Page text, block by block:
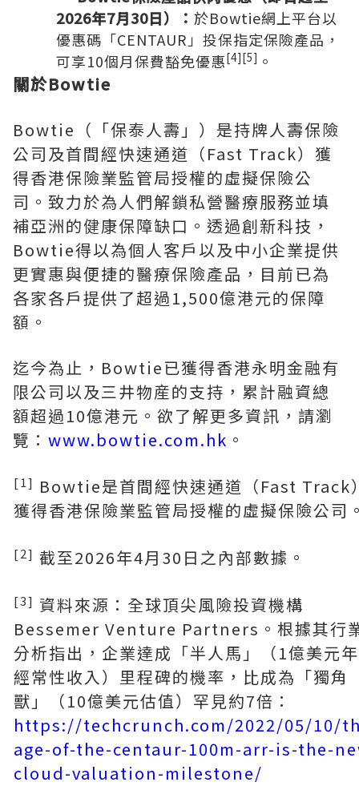
2026年7月30日）： 於Bowtie網上平台以
優惠碼「CENTAUR」投保指定保險產品，
可享10個月保費豁免優惠[4][5] 。
關於Bowtie
Bowtie（「保泰人壽」）是持牌人壽保險
公司及首間經快速通道（Fast Track）獲
得香港保險業監管局授權的虛擬保險公
司。致力於為人們解鎖私營醫療服務並填
補亞洲的健康保障缺口。透過創新科技，
Bowtie得以為個人客戶以及中小企業提供
更實惠與便捷的醫療保險產品，目前已為
各家各戶提供了超過1,500億港元的保障
額。
迄今為止，Bowtie已獲得香港永明金融有
限公司以及三井物産的支持，累計融資總
額超過10億港元。欲了解更多資訊，請瀏
覽： www.bowtie.com.hk 。
[1] Bowtie是首間經快速通道（Fast Track
獲得香港保險業監管局授權的虛擬保險公司
[2] 截至2026年4月30日之內部數據。
[3] 資料來源：全球頂尖風險投資機構
Bessemer Venture Partners。根據其行
分析指出，企業達成「半人馬」（1億美元
經常性收入）里程碑的機率，比成為「獨角
獸」（10億美元估值）罕見約7倍：
https://techcrunch.com/2022/05/10/
age-of-the-centaur-100m-arr-is-the-
cloud-valuation-milestone/